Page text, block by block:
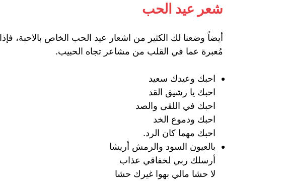
شعر عيد الحب
أيضاً وضعنا لك الكثير من اشعار عيد الحب الخاص
مُعبرة عما في القلب من مشاعر تجاه الحبيب.
احبك وعيدك سعيد
احبك يا رشيق القد
احبك في اللقى والصد
احبك ودموع الخد
احبك مهما كان الرد.
بالعيون السود والرمش أريشا
أرسلك ربي لخفاقي عذاب
لا حشا مالي بهوا غيرك حشا